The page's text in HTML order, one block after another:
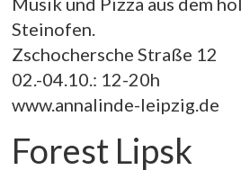
Steinofen.
Zschochersche Straße 12
02.-04.10.: 12-20h
www.annalinde-leipzig.de
Forest Lipsk